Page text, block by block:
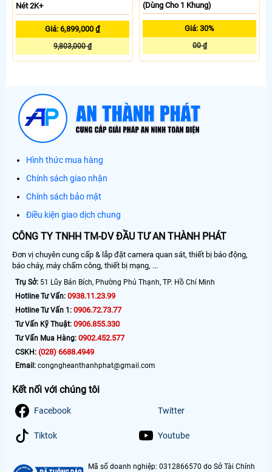
Nét 2K+
Giá: 6,899,000 ₫
9,803,000 ₫
(Dùng Cho 1 Khung)
Giá: 30%
00 ₫
Hình thức mua hàng
Chính sách giao nhận
Chính sách bảo mật
Điều kiện giao dịch chung
CÔNG TY TNHH TM-DV ĐẦU TƯ AN THÀNH PHÁT
Đơn vị chuyên cung cấp & lắp đặt camera quan sát, thiết bị báo động,
báo cháy, máy chấm công, thiết bị mạng, ...
Trụ Sở: 51 Lũy Bán Bích, Phường Phú Thạnh, TP. Hồ Chí Minh
Hotline Tư Vấn: 0938.11.23.99
Hotline Tư Vấn 1: 0906.72.73.77
Tư Vấn Kỹ Thuật: 0906.855.330
Tư Vấn Mua Hàng: 0902.452.577
CSKH: (028) 6688.4949
Email: congngheanthanhphat@gmail.com
Kết nối với chúng tôi
Facebook Twitter
Tiktok Youtube
Mã số doanh nghiệp: 0312866570 do Sở Tài Chính